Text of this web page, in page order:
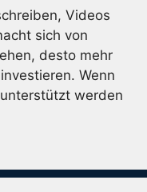
Videos
sich von
desto mehr
Wenn
werden